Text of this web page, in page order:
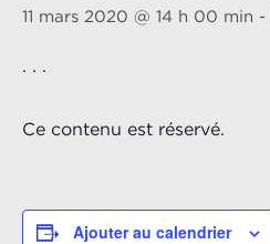
11 mars 2020 @ 14 h 00 min -
. . .
Ce contenu est réservé.
Ajouter au calendrier